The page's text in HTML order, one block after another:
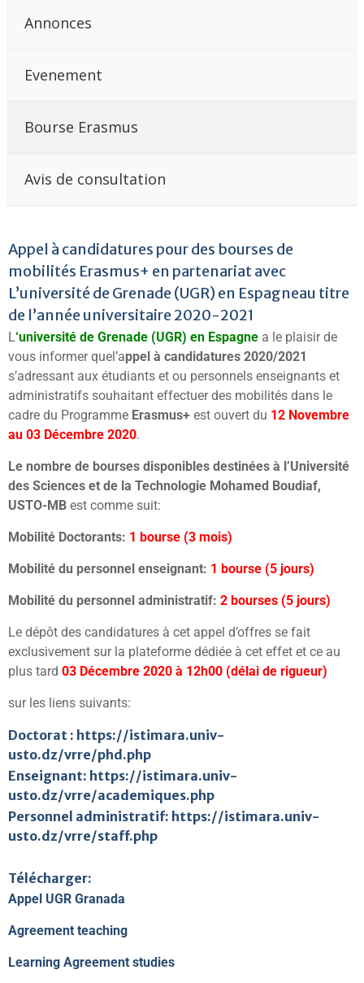
Annonces
Evenement
Bourse Erasmus
Avis de consultation
Appel à candidatures pour des bourses de
mobilités Erasmus+ en partenariat avec
L’université de Grenade (UGR) en Espagneau titre
de l’année universitaire 2020-2021
L‘université de Grenade (UGR) en Espagne a le plaisir de
vous informer quel’appel à candidatures 2020/2021
s’adressant aux étudiants et ou personnels enseignants et
administratifs souhaitant effectuer des mobilités dans le
cadre du Programme Erasmus+ est ouvert du 12 Novembre
au 03 Décembre 2020.
Le nombre de bourses disponibles destinées à l’Université
des Sciences et de la Technologie Mohamed Boudiaf,
USTO-MB est comme suit:
Mobilité Doctorants: 1 bourse (3 mois)
Mobilité du personnel enseignant: 1 bourse (5 jours)
Mobilité du personnel administratif: 2 bourses (5 jours)
Le dépôt des candidatures à cet appel d’offres se fait
exclusivement sur la plateforme dédiée à cet effet et ce au
plus tard 03 Décembre 2020 à 12h00 (délai de rigueur)
sur les liens suivants:
Doctorat : https://istimara.univ-
usto.dz/vrre/phd.php
Enseignant: https://istimara.univ-
usto.dz/vrre/academiques.php
Personnel administratif: https://istimara.univ-
usto.dz/vrre/staff.php
Télécharger:
Appel UGR Granada
Agreement teaching
Learning Agreement studies